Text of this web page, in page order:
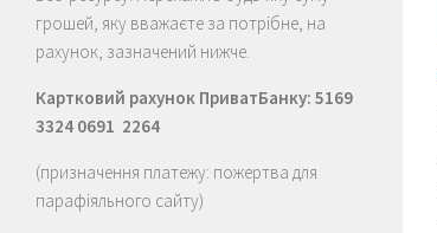
грошей, яку вважаєте за потрібне, на
рахунок, зазначений нижче.
Картковий рахунок ПриватБанку: 5169
3324 0691 2264
(призначення платежу: пожертва для
парафіяльного сайту)